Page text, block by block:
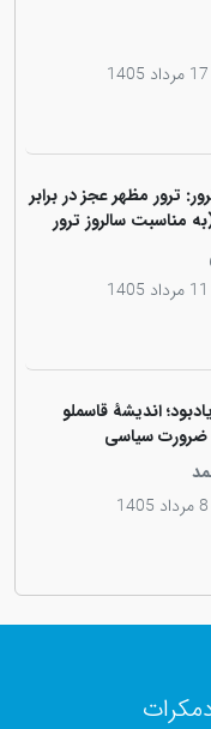
ترور مظهر عجز در برابر
مناسبت سالروز ترور
کاریزماتیک ملت کورد،
قاسملو)
اندیشهٔ قاسملو
ضرورت سیاسی